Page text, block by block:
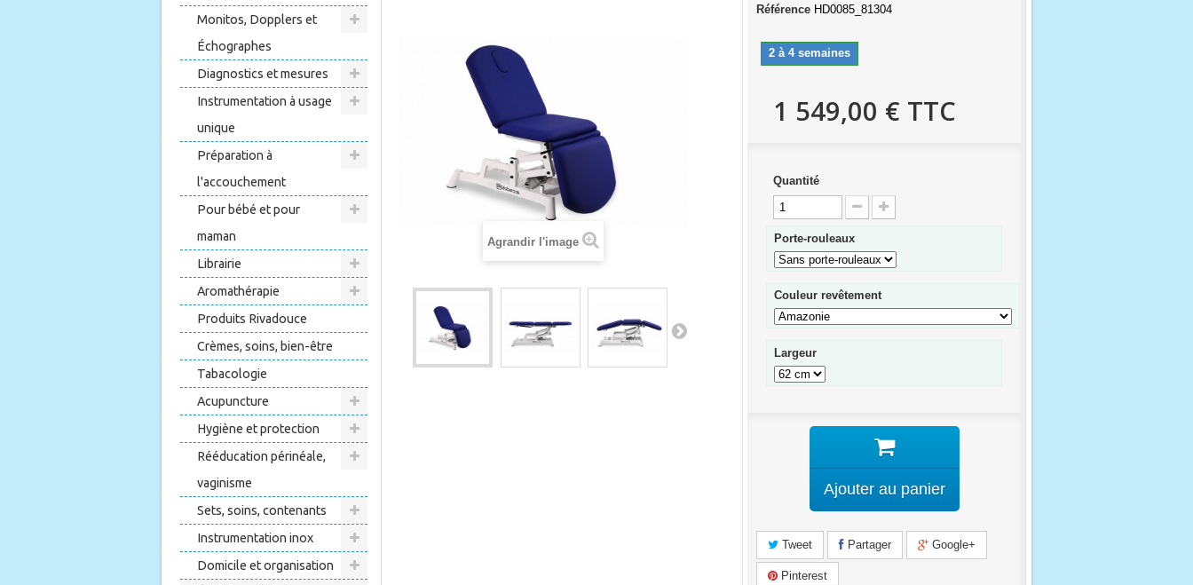
Monitos, Dopplers et
Échographes
Diagnostics et mesures
Instrumentation à usage
unique
Préparation à
l'accouchement
Pour bébé et pour
maman
Librairie
Aromathérapie
Produits Rivadouce
Crèmes, soins, bien-être
Tabacologie
Acupuncture
Hygiène et protection
Rééducation périnéale,
vaginisme
Sets, soins, contenants
Instrumentation inox
Domicile et organisation
Agrandir l'image
Référence HD0085_81304
2 à 4 semaines
1 549,00 € TTC
Quantité
Porte-rouleaux
Couleur revêtement
Largeur
Ajouter au panier
Tweet Partager Google+
Pinterest